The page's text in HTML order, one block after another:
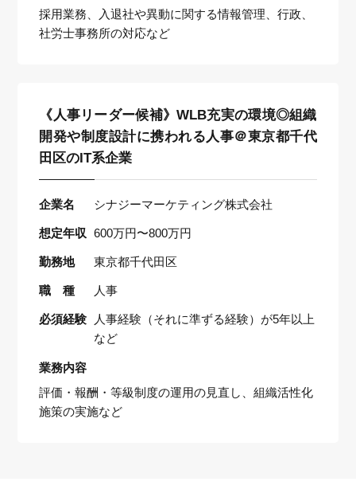
採用業務、入退社や異動に関する情報管理、行政、
社労士事務所の対応など
《人事リーダー候補》WLB充実の環境◎組織
開発や制度設計に携われる人事＠東京都千代
田区のIT系企業
企業名 シナジーマーケティング株式会社
想定年収 600万円〜800万円
勤務地 東京都千代田区
職 種 人事
必須経験
人事経験（それに準ずる経験）が5年以上
など
業務内容
評価・報酬・等級制度の運用の見直し、組織活性化
施策の実施など